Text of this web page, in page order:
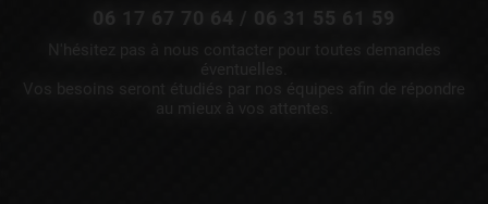
06 17 67 70 64 / 06 31 55 61 59
N'hésitez pas à nous contacter pour toutes demandes
Vos besoins seront étudiés par nos équipes afin de répondre